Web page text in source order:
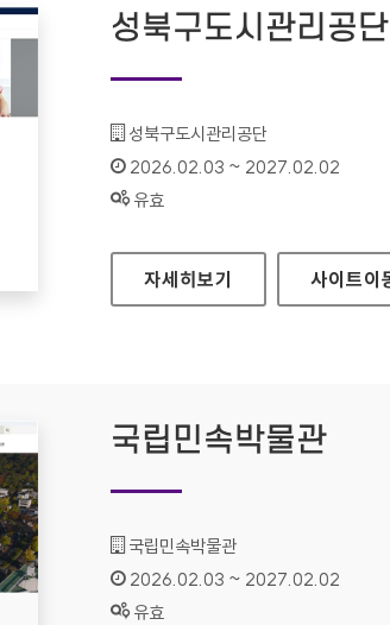
성북구도시관리공단
기관명 :
성북구도시관리공단
인증기간 :
2026.02.03 ~ 2027.02.02
상태 :
유효
성북구도시관리공단
자세히보기 사이트이
국립민속박물관
기관명 :
국립민속박물관
인증기간 :
2026.02.03 ~ 2027.02.02
상태 :
유효